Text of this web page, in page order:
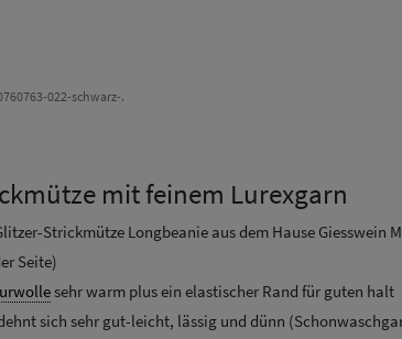
022-schwarz-.
mit feinem Lurexgarn
Strickmütze Longbeanie aus dem Hause Giesswein
Seite)
sehr warm plus ein elastischer Rand für guten halt
sich sehr gut-leicht, lässig und dünn